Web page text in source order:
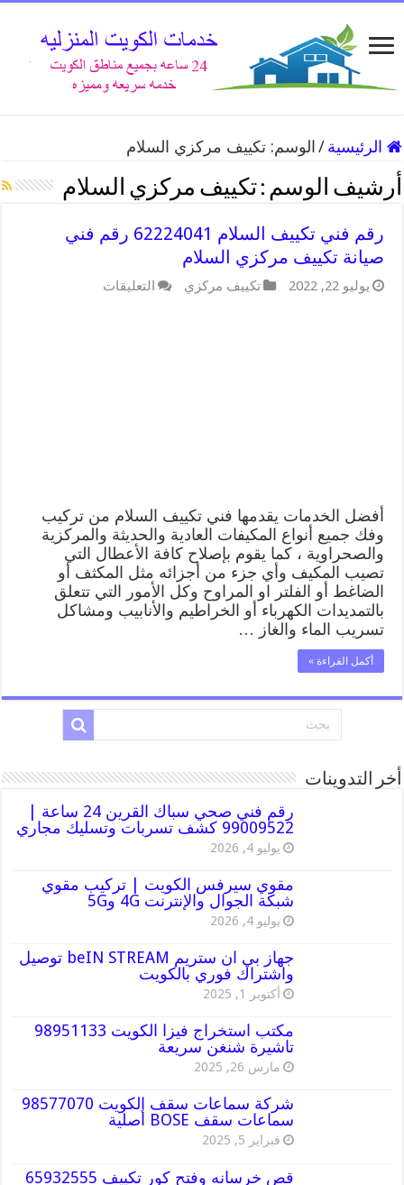
الرئيسية / الوسم:تكييف مركزي السلام
أرشيف الوسم :تكييف مركزي السلام
رقم فني تكييف السلام 62224041 رقم فني
صيانة تكييف مركزي السلام
يوليو 22, 2022 تكييف مركزي التعليقات
أفضل الخدمات يقدمها فني تكييف السلام من تركيب
وفك جميع أنواع المكيفات العادية والحديثة والمركزية
والصحراوية ، كما يقوم بإصلاح كافة الأعطال التي
تصيب المكيف وأي جزء من أجزائه مثل المكثف أو
الضاغط أو الفلتر او المراوح وكل الأمور التي تتعلق
بالتمديدات الكهرباء أو الخراطيم والأنابيب ومشاكل
تسريب الماء والغاز …
أكمل القراءة »
أخر التدوينات
رقم فني صحي سباك القرين 24 ساعة |
99009522 كشف تسربات وتسليك مجاري
يوليو 4, 2026
مقوي سيرفس الكويت | تركيب مقوي
شبكة الجوال والإنترنت 4G و5G
يوليو 4, 2026
جهاز بي ان ستريم beIN STREAM توصيل
واشتراك فوري بالكويت
أكتوبر 1, 2025
مكتب استخراج فيزا الكويت 98951133
تاشيرة شنغن سريعة
مارس 26, 2025
شركة سماعات سقف الكويت 98577070
سماعات سقف BOSE أصلية
فبراير 5, 2025
قص خرسانه وفتح كور تكييف 65932555